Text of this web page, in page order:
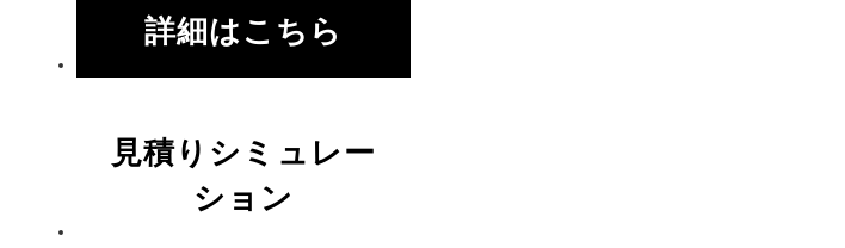
詳細はこちら
見積りシミュレー
ション